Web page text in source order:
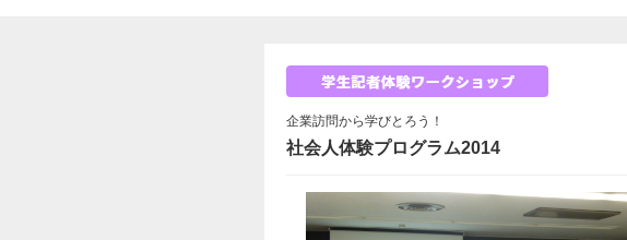
企業訪問から学びとろう！
社会人体験プログラム2014